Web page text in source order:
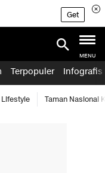
Get
MENU
Terpopuler Infografis
Lifestyle Taman Nasional